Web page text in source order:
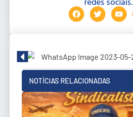
NOTÍCIAS RELACIONADAS